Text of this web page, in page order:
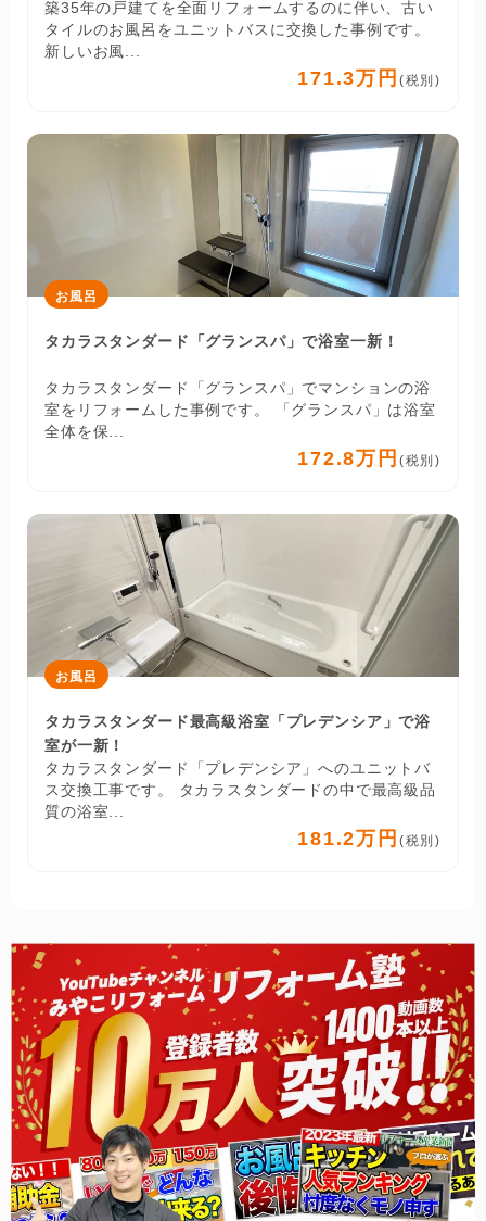
築35年の戸建てを全面リフォームするのに伴い、古い
タイルのお風呂をユニットバスに交換した事例です。
新しいお風...
171.3万円 (税別)
お風呂
タカラスタンダード「グランスパ」で浴室一新！
タカラスタンダード「グランスパ」でマンションの浴
室をリフォームした事例です。 「グランスパ」は浴室
全体を保...
172.8万円 (税別)
お風呂
タカラスタンダード最高級浴室「プレデンシア」で浴
室が一新！
タカラスタンダード「プレデンシア」へのユニットバ
ス交換工事です。 タカラスタンダードの中で最高級品
質の浴室...
181.2万円 (税別)